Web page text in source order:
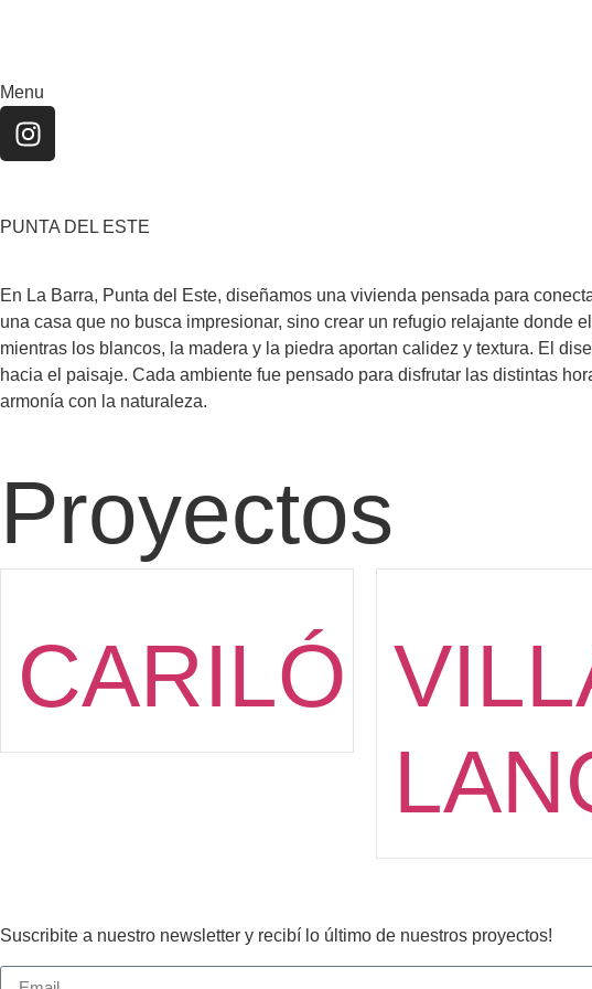
Menu
PUNTA DEL ESTE
En La Barra, Punta del Este, diseñamos una vivienda pensada para
una casa que no busca impresionar, sino crear un refugio relajante donde
mientras los blancos, la madera y la piedra aportan calidez y textura. El
hacia el paisaje. Cada ambiente fue pensado para disfrutar las distintas
armonía con la naturaleza.
Proyectos
CARILÓ
Suscribite a nuestro newsletter y recibí lo último de nuestros proyectos!